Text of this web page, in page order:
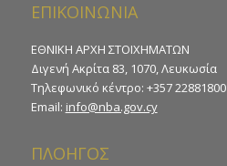
ΕΠΙΚΟΙΝΩΝΙΑ
ΕΘΝΙΚΗ ΑΡΧΗ ΣΤΟΙΧΗΜΑΤΩΝ
Διγενή Ακρίτα 83, 1070, Λευκωσία
Τηλεφωνικό κέντρο: +357 22881800
Email: info@nba.gov.cy
ΠΛΟΗΓΟΣ